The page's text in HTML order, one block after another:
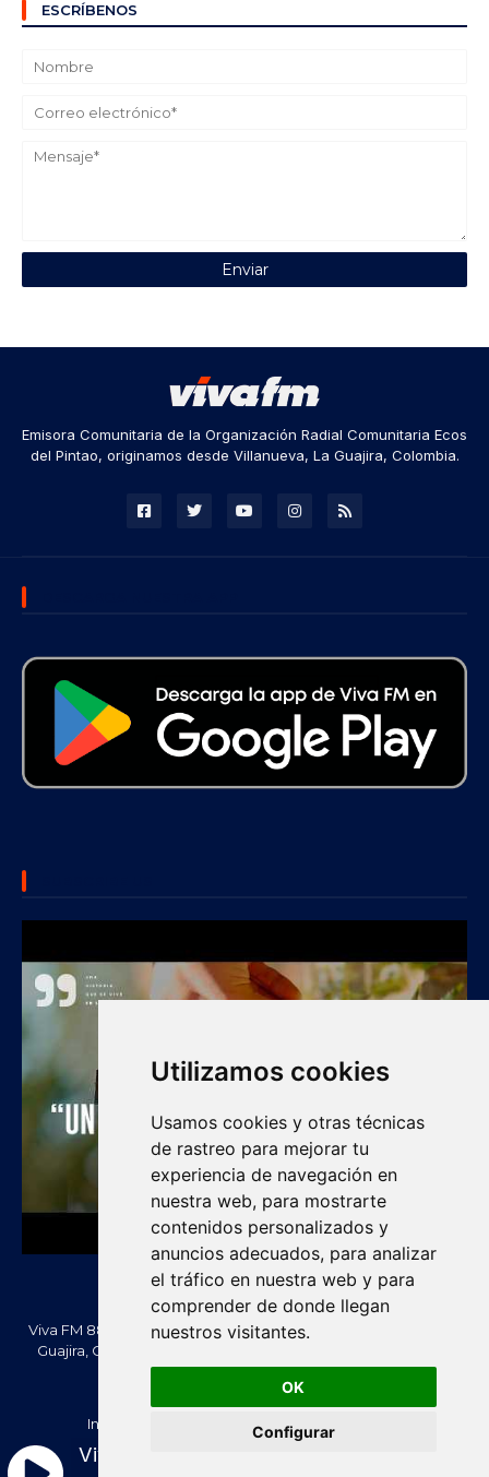
Utilizamos cookies
Usamos cookies y otras técnicas
de rastreo para mejorar tu
experiencia de navegación en
nuestra web, para mostrarte
contenidos personalizados y
anuncios adecuados, para analizar
el tráfico en nuestra web y para
comprender de donde llegan
nuestros visitantes.
OK
Configurar
Viva FM 88.2 - En Vivo
ESCRÍBENOS
Emisora Comunitaria de la Organización Radial Comunitaria Ecos
del Pintao, originamos desde Villanueva, La Guajira, Colombia.
Viva FM 88.2 FM es una emisora comunitaria de Villanueva, La
Guajira, Colombia. Información, noticias, cultura, vallenato y
actualidad regional.
vivafm.com.co
Inicio
Acera de Nosotros
Política de Privacidad